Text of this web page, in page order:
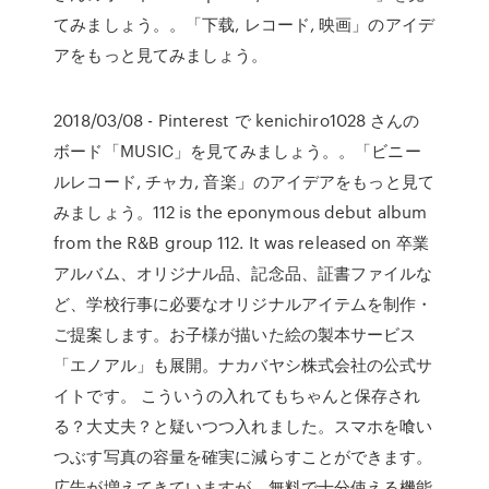
てみましょう。。「下载, レコード, 映画」のアイデ
アをもっと見てみましょう。
2018/03/08 - Pinterest で kenichiro1028 さんの
ボード「MUSIC」を見てみましょう。。「ビニー
ルレコード, チャカ, 音楽」のアイデアをもっと見て
みましょう。112 is the eponymous debut album
from the R&B group 112. It was released on 卒業
アルバム、オリジナル品、記念品、証書ファイルな
ど、学校行事に必要なオリジナルアイテムを制作・
ご提案します。お子様が描いた絵の製本サービス
「エノアル」も展開。ナカバヤシ株式会社の公式サ
イトです。 こういうの入れてもちゃんと保存され
る？大丈夫？と疑いつつ入れました。スマホを喰い
つぶす写真の容量を確実に減らすことができます。